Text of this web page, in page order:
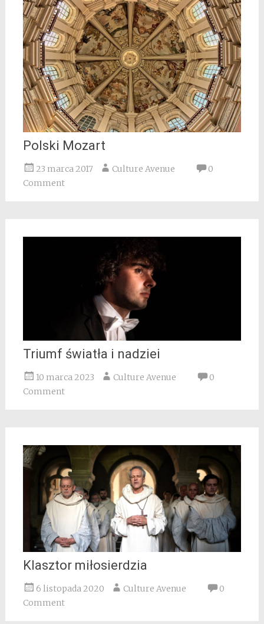
Polski Mozart
23 marca 2017 Culture Avenue
0
Comment
Triumf światła i nadziei
10 marca 2023 Culture Avenue
0
Comment
Klasztor miłosierdzia
6 listopada 2020 Culture Avenue
0
Comment